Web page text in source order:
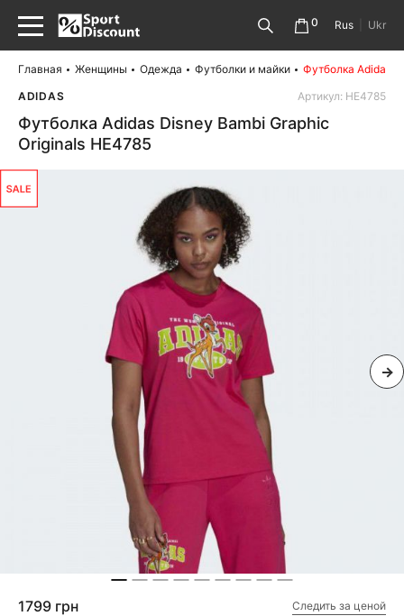
0 Rus Ukr
Главная Женщины Одежда Футболки и майки
Футболка Adidas
ADIDAS
Артикул: HE4785
Футболка Adidas Disney Bambi Graphic
Originals HE4785
1799 грн Следить за ценой